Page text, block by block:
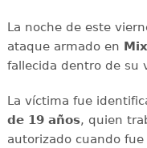
La noche de este
ataque armado en
fallecida dentro de su
La víctima fue
de 19 años, quien
autorizado cuando